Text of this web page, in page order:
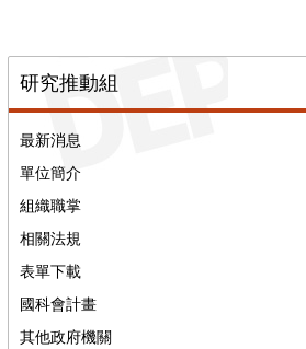
研究推動組
最新消息
單位簡介
組織職掌
相關法規
表單下載
國科會計畫
其他政府機關